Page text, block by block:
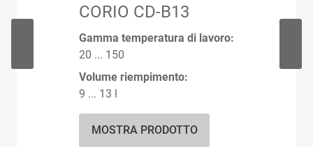
CORIO CD-B13
Gamma temperatura di lavoro:
20 ... 150
Volume riempimento:
9 ... 13 l
MOSTRA PRODOTTO